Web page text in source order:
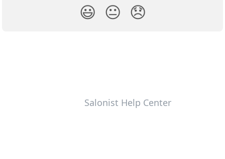
😞
😐
😃
Salonist Help Center